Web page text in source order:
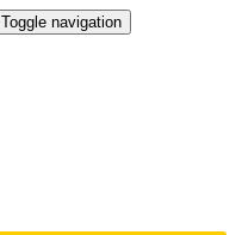
Toggle navigation